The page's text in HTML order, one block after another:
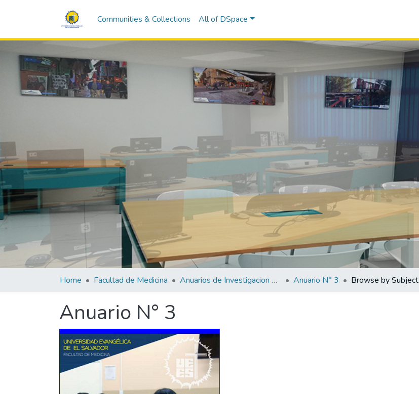
Communities & Collections All of DSpace
Home Facultad de Medicina Anuarios de Investigacion de la Facultad de Medicina Anuario N° 3 Browse by Subject
Anuario N° 3